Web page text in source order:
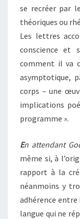
se recréer par
théoriques ou
Les lettres
conscience et
comment il va
asymptotique,
corps – une
implications
programme ».
En attendant
même si, à
rapport à la
néanmoins y
adhérence entre
langue qui ne